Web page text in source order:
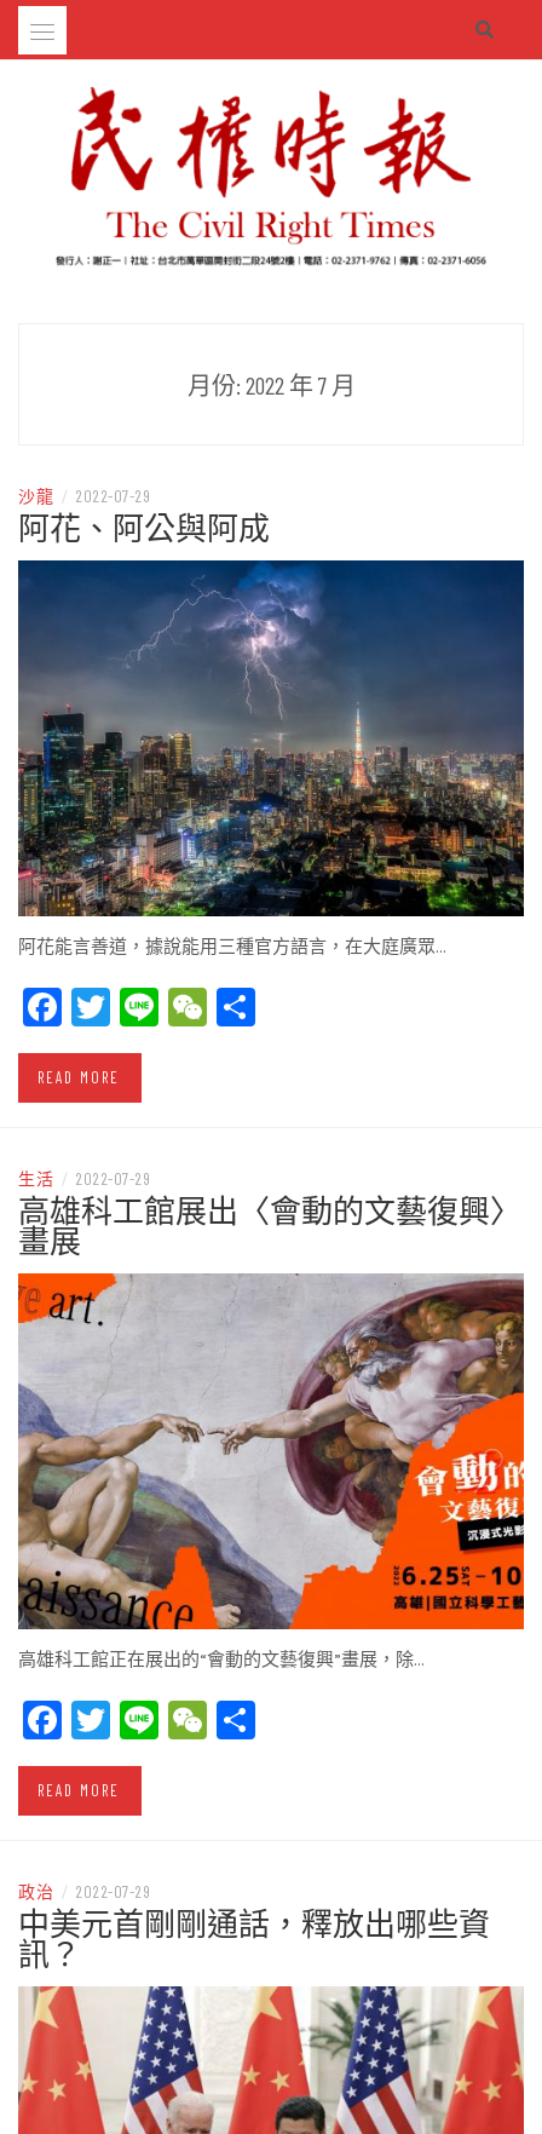
Skip
月份: 2022 年 7 月
沙龍 / 2022-07-29
阿花、阿公與阿成
阿花能言善道，據說能用三種官方語言，在大庭廣眾…
Facebook
Twitter
LineWeChat
READ MORE
生活 / 2022-07-29
高雄科工館展出〈會動的文藝復興〉
畫展
高雄科工館正在展出的“會動的文藝復興”畫展，除…
Facebook
Twitter
LineWeChat
READ MORE
政治 / 2022-07-29
中美元首剛剛通話，釋放出哪些資
訊？